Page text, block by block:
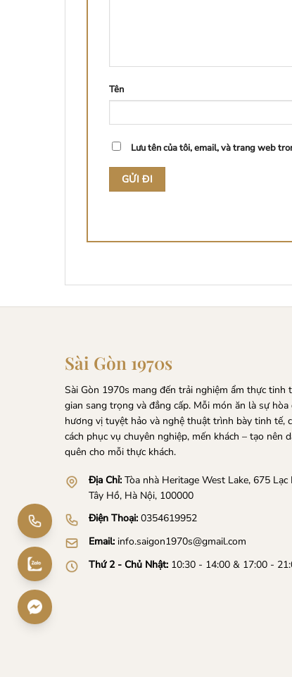
Tên
Lưu tên của tôi, email, và trang web
Sài Gòn 1970s
Sài Gòn 1970s mang đến trải nghiệm ẩm thực tinh
gian sang trọng và đẳng cấp. Mỗi món ăn là sự hòa
hương vị tuyệt hảo và nghệ thuật trình bày tinh tế,
cách phục vụ chuyên nghiệp, mến khách – tạo nên
quên cho mỗi thực khách.
Địa Chỉ: Tòa nhà Heritage West Lake, 675 Lạc
Tây Hồ, Hà Nội, 100000
Điện Thoại: 0354619952
Email: info.saigon1970s@gmail.com
Thứ 2 - Chủ Nhật: 10:30 - 14:00 & 17:00 -